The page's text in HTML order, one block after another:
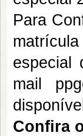
Para
especial
mail
Confira